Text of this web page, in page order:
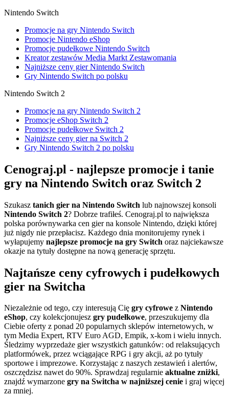
Nintendo Switch
Promocje na gry Nintendo Switch
Promocje Nintendo eShop
Promocje pudełkowe Nintendo Switch
Kreator zestawów Media Markt Zestawomania
Najniższe ceny gier Nintendo Switch
Gry Nintendo Switch po polsku
Nintendo Switch 2
Promocje na gry Nintendo Switch 2
Promocje eShop Switch 2
Promocje pudełkowe Switch 2
Najniższe ceny gier na Switch 2
Gry Nintendo Switch 2 po polsku
Cenograj.pl - najlepsze promocje i tanie
gry na Nintendo Switch oraz Switch 2
Szukasz tanich gier na Nintendo Switch lub najnowszej konsoli
Nintendo Switch 2? Dobrze trafiłeś. Cenograj.pl to największa
polska porównywarka cen gier na konsole Nintendo, dzięki której
już nigdy nie przepłacisz. Każdego dnia monitorujemy rynek i
wyłapujemy najlepsze promocje na gry Switch oraz najciekawsze
okazje na tytuły dostępne na nową generację sprzętu.
Najtańsze ceny cyfrowych i pudełkowych
gier na Switcha
Niezależnie od tego, czy interesują Cię gry cyfrowe z Nintendo
eShop, czy kolekcjonujesz gry pudełkowe, przeszukujemy dla
Ciebie oferty z ponad 20 popularnych sklepów internetowych, w
tym Media Expert, RTV Euro AGD, Empik, x-kom i wielu innych.
Śledzimy wyprzedaże gier wszystkich gatunków: od relaksujących
platformówek, przez wciągające RPG i gry akcji, aż po tytuły
sportowe i imprezowe. Korzystając z naszych zestawień i alertów,
oszczędzisz nawet do 90%. Sprawdzaj regularnie aktualne zniżki,
znajdź wymarzone gry na Switcha w najniższej cenie i graj więcej
za mniej.